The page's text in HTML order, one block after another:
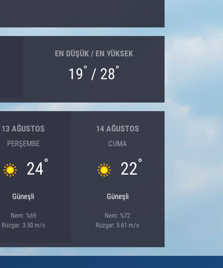
EN DÜŞÜK / EN YÜKSEK
19° / 28°
13 AĞUSTOS
PERŞEMBE
24°
Güneşli
Nem: %69
Rüzgar: 3.50 m/s
14 AĞUSTOS
CUMA
22°
Güneşli
Nem: %72
Rüzgar: 5.61 m/s